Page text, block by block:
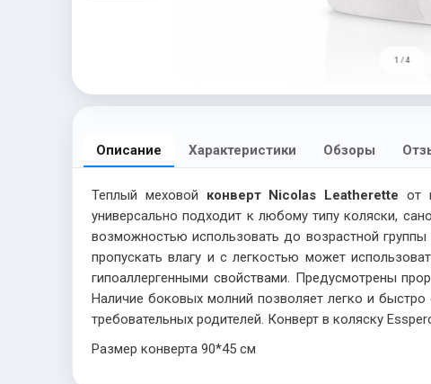
1 / 4
Описание Характеристики Обзоры
Теплый меховой конверт Nicolas Leatherette от
универсально подходит к любому типу коляски,
возможностью использовать до возрастной
пропускать влагу и с легкостью может
гипоаллергенными свойствами. Предусмотрены
Наличие боковых молний позволяет легко и
требовательных родителей. Конверт в коляску
Размер конверта 90*45 см